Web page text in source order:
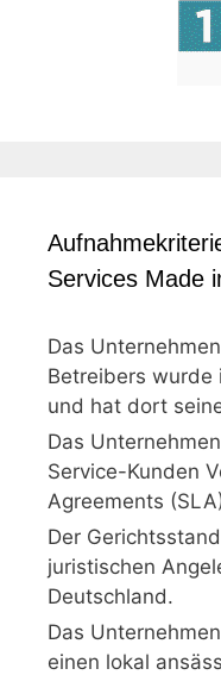
Services Made
Das
Betreibers wurde
und hat dort
Das
Service-Kunden
Agreements
Der
juristischen
Deutschland.
Das
einen lokal